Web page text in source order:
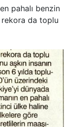
pahalı benzin
da toplu